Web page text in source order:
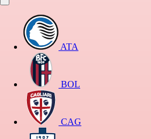
ATA
BOL
CAG